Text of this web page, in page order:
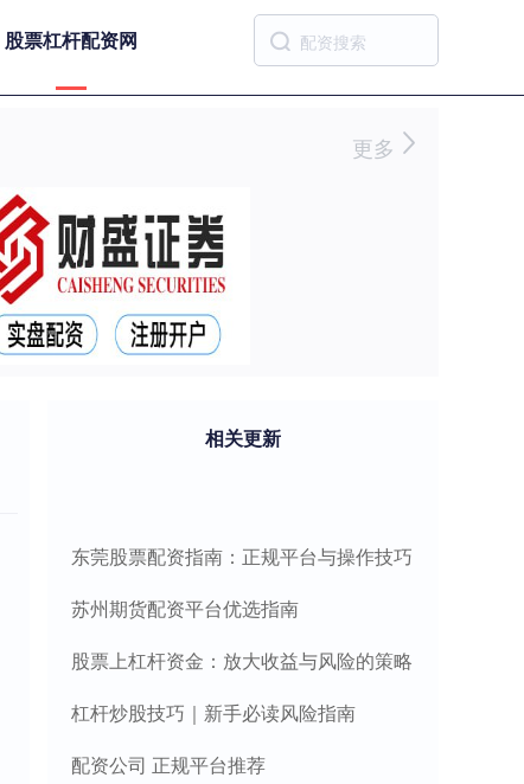
股票杠杆配资网
更多
相关更新
东莞股票配资指南：正规平台与操作技巧
苏州期货配资平台优选指南
股票上杠杆资金：放大收益与风险的策略
杠杆炒股技巧｜新手必读风险指南
配资公司 正规平台推荐